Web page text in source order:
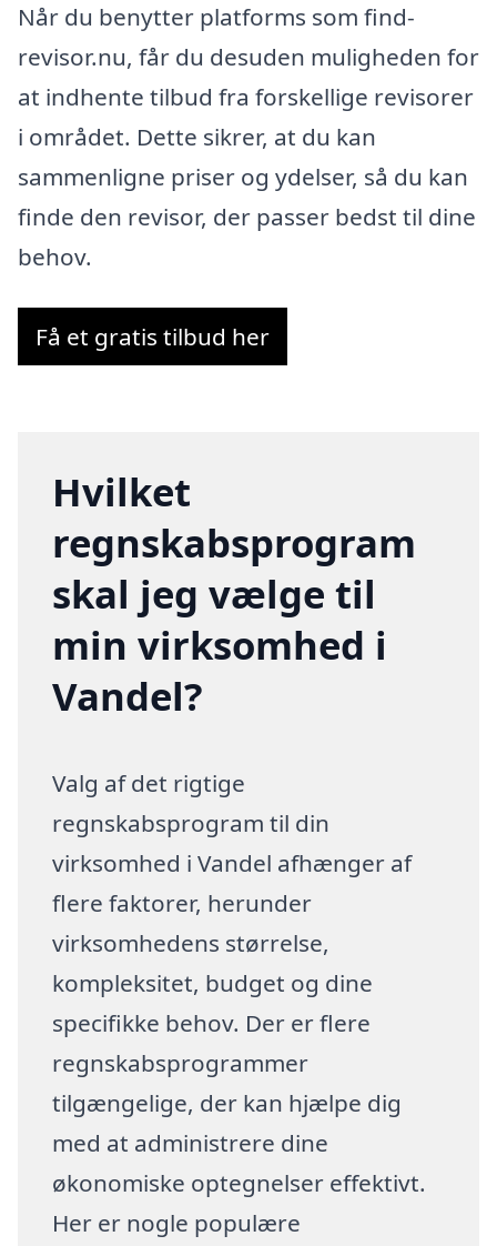
Når du benytter platforms som find-
revisor.nu, får du desuden muligheden for
at indhente tilbud fra forskellige revisorer
i området. Dette sikrer, at du kan
sammenligne priser og ydelser, så du kan
finde den revisor, der passer bedst til dine
behov.
Få et gratis tilbud her
Hvilket
regnskabsprogram
skal jeg vælge til
min virksomhed i
Vandel?
Valg af det rigtige
regnskabsprogram til din
virksomhed i Vandel afhænger af
flere faktorer, herunder
virksomhedens størrelse,
kompleksitet, budget og dine
specifikke behov. Der er flere
regnskabsprogrammer
tilgængelige, der kan hjælpe dig
med at administrere dine
økonomiske optegnelser effektivt.
Her er nogle populære